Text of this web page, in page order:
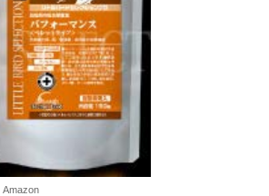
Amazon